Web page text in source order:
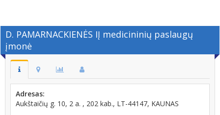
D. PAMARNACKIENĖS IĮ medicininių paslaugų
įmonė
Adresas:
Aukštaičių g. 10, 2 a. , 202 kab., LT-44147, KAUNAS